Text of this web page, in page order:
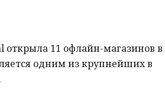
открыла 11 офлайн-магазинов в
одним из крупнейших в